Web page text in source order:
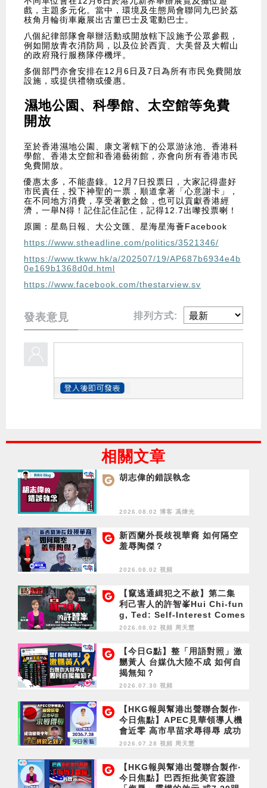
戲，主題多元化。當中，環境及生態局會聯同九巴於荔
枝角月輪街車廠展出古董巴士及電動巴士。
八個紀律部隊會舉辦活動或開放轄下設施予公眾參觀，
例如開放青衣消防局，以及位於西貢、大美督及大帽山
的政府飛行服務隊停機坪。
多個部門亦會安排在12月6日及7日為所有市民免費開放
設施，或提供禮物或優惠。
濕地公園、科學館、太空館等免費
開放
至於香港濕地公園、康文署轄下的公眾游泳池、香港科
學館、香港太空館和香港藝術館，亦會向所有香港市民
免費開放。
優惠太多，不能盡錄。12月7日投票日，大家記得盡好
市民責任，投下神聖的一票，順道拿著「心意謝卡」，
在不同地方消費，享受著數之餘，也可以貢獻香港經
濟，一舉N得！記住記住記住，記得12.7出嚟投票喇！
原圖：星島日報、大公文匯、星海星海薈Facebook
https://www.stheadline.com/politics/3521346/
https://www.tkww.hk/a/202507/19/AP687b6934e4b
0e169b1368d0d.html
https://www.facebook.com/thestarview.sv
發表意見 排列方式:
相關文章
胡志偉的錯誤執念
2026.08.02 博客 馮煒光
新西蘭外長歧視華裔 如何隔空
羞辱陶傑？
2026.08.02 視頻
【竄逃通緝犯之不赦】第二集
利己害人的許智峯Hui Chi-fun
g, Ted: Self-Interest Comes
at Others' Expense
2026.08.02 視頻 周天慧
【今日G點】整「用語對照」激
嬲黃人 台媒仇大陸不成 如何自
揭無知？
2026.07.30 視頻
【HKG報與幫港出聲聯合製作‧
今日焦點】APEC見華領導人機
會近零 高市早苗求辱得辱 成功
留英半年 胡志偉終於乞到了
2026.07.28 視頻 周天慧
【HKG報與幫港出聲聯合製作‧
今日焦點】巴西拒批美官簽證